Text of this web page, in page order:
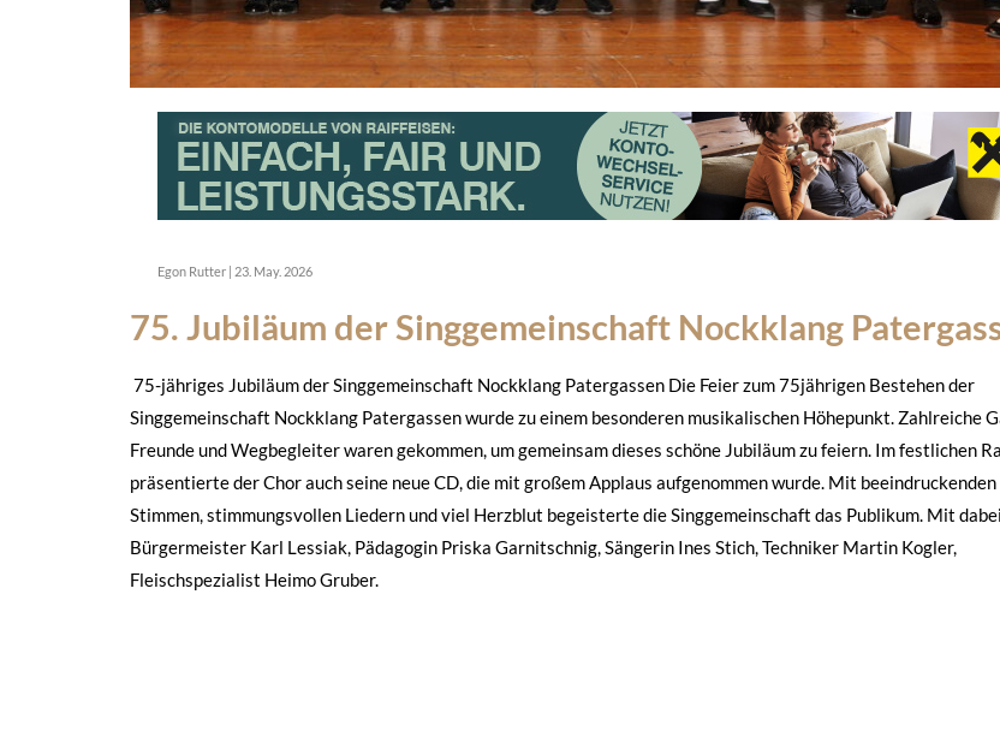
Egon Rutter 23. May. 2026
75. Jubiläum der Singgemeinschaft Nockklang
75-jähriges Jubiläum der Singgemeinschaft Nockklang Patergassen Die Feier zum 75jährigen Bestehen der
Singgemeinschaft Nockklang Patergassen wurde zu einem besonderen musikalischen Höhepunkt. Zahlreiche
Freunde und Wegbegleiter waren gekommen, um gemeinsam dieses schöne Jubiläum zu feiern. Im festlichen
präsentierte der Chor auch seine neue CD, die mit großem Applaus aufgenommen wurde. Mit beeindruckenden
Stimmen, stimmungsvollen Liedern und viel Herzblut begeisterte die Singgemeinschaft das Publikum. Mit
Bürgermeister Karl Lessiak, Pädagogin Priska Garnitschnig, Sängerin Ines Stich, Techniker Martin Kogler,
Fleischspezialist Heimo Gruber.